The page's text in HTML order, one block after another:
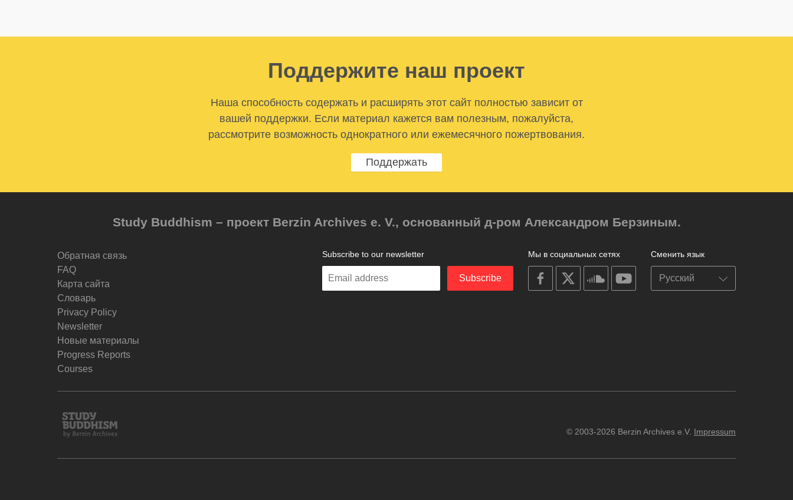
Поддержите наш проект
Наша способность содержать и расширять этот сайт полностью зависит от
вашей поддержки. Если материал кажется вам полезным, пожалуйста,
рассмотрите возможность однократного или ежемесячного пожертвования.
Поддержать
Study Buddhism – проект Berzin Archives e. V., основанный д-ром Александром Берзиным.
Обратная связь
FAQ
Карта сайта
Словарь
Privacy Policy
Newsletter
Новые материалы
Progress Reports
Courses
Сменить язык
Мы в социальных сетях
on
facebook
on
on
soundcloudyoutube
Subscribe to our newsletter
Enter
Subscribe
Study
Buddhism
© 2003-2026 Berzin Archives e.V. Impressum